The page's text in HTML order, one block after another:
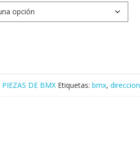
PIEZAS DE BMX Etiquetas: bmx, direccion